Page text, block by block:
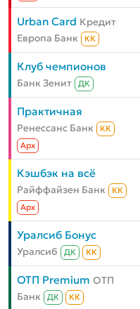
Urban Card Кредит
Европа Банк
КК
Клуб чемпионов
Банк Зенит ДК
Практичная
Ренессанс Банк
КК
Aрх
Кэшбэк на всё
Райффайзен Банк
КК
Aрх
Уралсиб Бонус
Уралсиб ДК КК
ОТП Premium ОТП
Банк
ДК КК